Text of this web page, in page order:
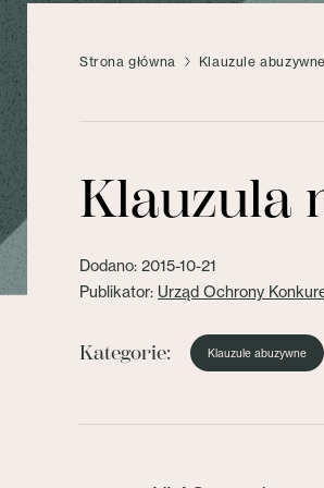
Strona główna Klauzule abuzywne
Klauzula
Dodano: 2015-10-21
Publikator: Urząd Ochrony
Kategorie: Klauzule abuzywne